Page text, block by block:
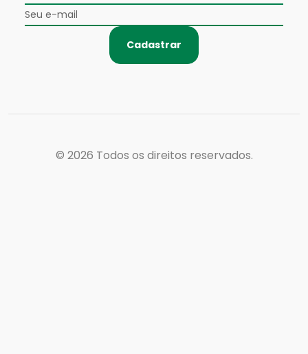
Cadastrar
© 2026 Todos os direitos reservados.